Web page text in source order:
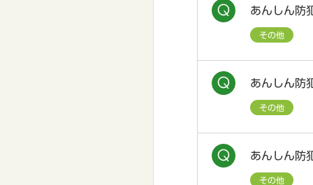
あんしん防
その他
あんしん防
その他
あんしん防
その他